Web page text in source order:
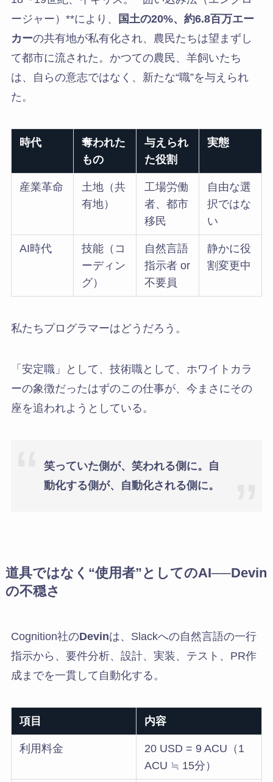
ージャー）**により、
国土の20%、約6.8百万エー
カーの共有地が私有化され、農民たちは望まずし
て都市に流された。かつての農民、羊飼いたち
は、自らの意志ではなく、新たな“職”を与えられ
た。
時代
奪われた
もの
与えられ
た役割
実態
産業革命
土地（共
有地）
工場労働
者、都市
移民
自由な選
択ではな
い
AI時代
技能（コ
ーディン
グ）
自然言語
指示者 or
不要員
静かに役
割変更中
私たちプログラマーはどうだろう。
「安定職」として、技術職として、ホワイトカラ
ーの象徴だったはずのこの仕事が、今まさにその
座を追われようとしている。
笑っていた側が、笑われる側に。自
動化する側が、自動化される側に。
道具ではなく“使用者”としてのAI──Devin
の不穏さ
Cognition社のDevinは、Slackへの自然言語の一行
指示から、要件分析、設計、実装、テスト、PR作
成までを一貫して自動化する。
項目 内容
利用料金
20 USD = 9 ACU（1
ACU ≒ 15分）